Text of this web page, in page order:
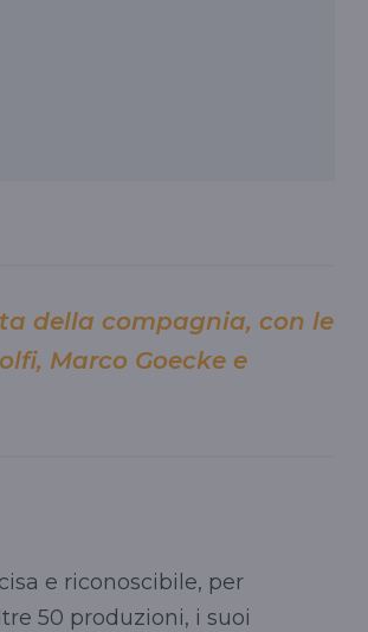
della compagnia, con le
Marco Goecke e
e riconoscibile, per
50 produzioni, i suoi